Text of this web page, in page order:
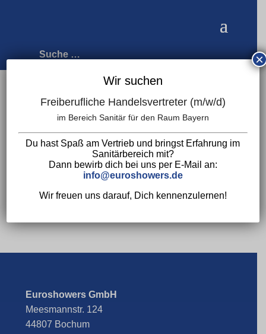
Warenkorb
Dein Warenkorb ist derzeit leer.
Euroshowers GmbH
Meesmannstr. 124
44807 Bochum
Wir suchen
Freiberufliche Handelsvertreter (m/w/d)
im Bereich Sanitär für den Raum Bayern
Du hast Spaß am Vertrieb und bringst Erfahrung im
Sanitärbereich mit?
Dann bewirb dich bei uns per E-Mail an:
info@euroshowers.de
Wir freuen uns darauf, Dich kennenzulernen!
×